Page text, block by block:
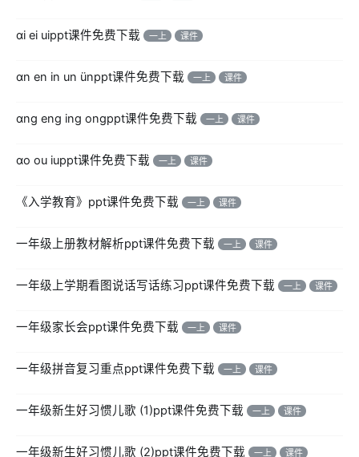
ɑi ei uippt课件免费下载 一上 课件
ɑn en in un ünppt课件免费下载 一上 课件
ɑnɡ enɡ inɡ onɡppt课件免费下载 一上 课件
ɑo ou iuppt课件免费下载 一上 课件
《入学教育》ppt课件免费下载 一上 课件
一年级上册教材解析ppt课件免费下载 一上 课件
一年级上学期看图说话写话练习ppt课件免费下载 一上 课件
一年级家长会ppt课件免费下载 一上 课件
一年级拼音复习重点ppt课件免费下载 一上 课件
一年级新生好习惯儿歌 (1)ppt课件免费下载 一上 课件
一年级新生好习惯儿歌 (2)ppt课件免费下载 一上 课件